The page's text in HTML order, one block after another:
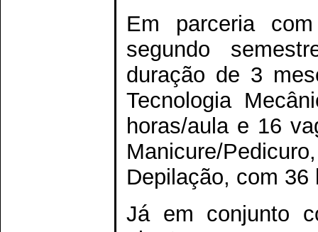
Em parceria
segundo
duração de 3
Tecnologia
horas/aula e 16
Manicure/
Depilação, com
Já em conjunto